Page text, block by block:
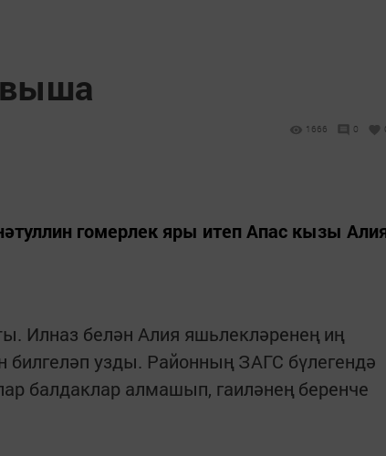
1666 0
гомерлек яры итеп Апас кызы
Илназ белән Алия яшьлекләренең иң
узды. Районның ЗАГС бүлегендә
балдаклар алмашып, гаиләнең беренче